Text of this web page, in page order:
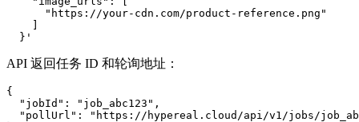
      "https://your-cdn.com/product-reference.png"
API 返回任务 ID 和轮询地址：
{
  "jobId": "job_abc123",
"pollUrl": "https://hypereal.cloud/api/v1/jobs/